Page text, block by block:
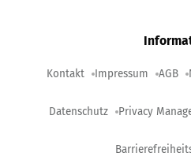
Kontakt Impressum AGB
Datenschutz Privacy